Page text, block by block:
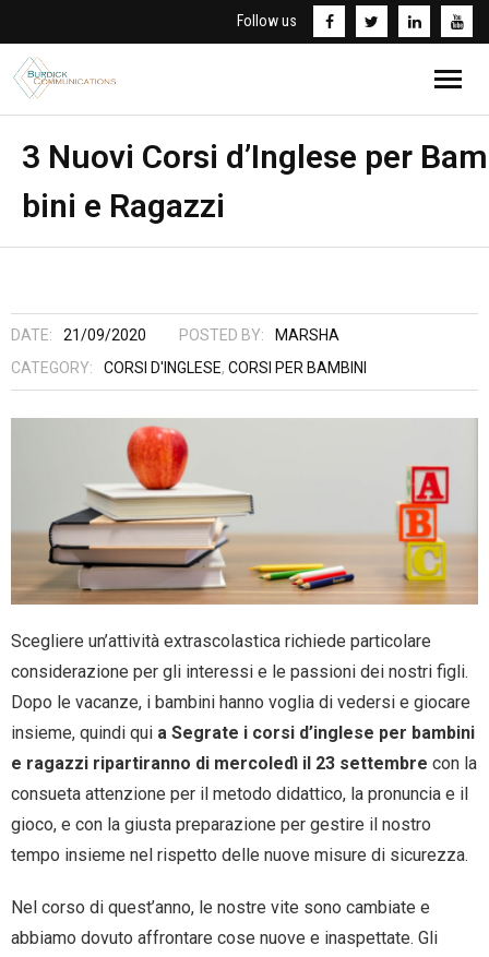
Follow us
Home
Chi Sono
Traduzioni
Informativa Privacy
3 Nuovi Corsi d’Inglese per Bam
bini e Ragazzi
DATE: 21/09/2020 POSTED BY:
MARSHA
CATEGORY:
CORSI D'INGLESE, CORSI PER BAMBINI
Scegliere un’attività extrascolastica richiede particolare
considerazione per gli interessi e le passioni dei nostri figli.
Dopo le vacanze, i bambini hanno voglia di vedersi e giocare
insieme, quindi qui a Segrate i corsi d’inglese per bambini
e ragazzi ripartiranno di mercoledì il 23 settembre con la
consueta attenzione per il metodo didattico, la pronuncia e il
gioco, e con la giusta preparazione per gestire il nostro
tempo insieme nel rispetto delle nuove misure di sicurezza.
Nel corso di quest’anno, le nostre vite sono cambiate e
abbiamo dovuto affrontare cose nuove e inaspettate. Gli